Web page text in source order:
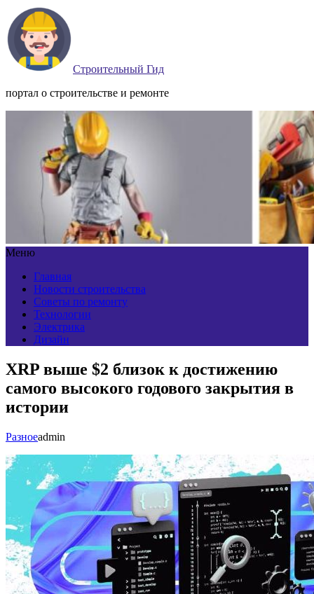
Строительный Гид
портал о строительстве и ремонте
Меню
Главная
Новости строительства
Советы по ремонту
Технологии
Электрика
Дизайн
XRP выше $2 близок к достижению
самого высокого годового закрытия в
истории
Разноеadmin